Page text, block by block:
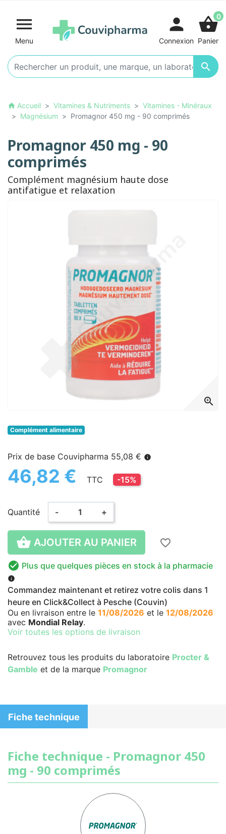

Menu

person
Connexion
shopping_basket0
Panier
home Accueil Vitamines & Nutriments
Vitamines - Minéraux
Magnésium
Promagnor 450 mg - 90 comprimés
Promagnor 450 mg - 90
comprimés
Complément magnésium haute dose
antifatigue et relaxation
zoom_in
Complément alimentaire
Prix de base Couvipharma 55,08 € info
46,82 € TTC -15%
Quantité - +
 AJOUTER AU PANIER
favorite_border
 Plus que quelques pièces en stock à la pharmacie
info
Commandez maintenant et retirez votre colis dans 1
heure en Click&Collect à Pesche (Couvin)
Ou en livraison entre le 11/08/2026 et le 12/08/2026
avec Mondial Relay.
Voir toutes les options de livraison
Retrouvez tous les produits du laboratoire Procter &
Gamble et de la marque Promagnor
Fiche technique
Fiche technique - Promagnor 450
mg - 90 comprimés